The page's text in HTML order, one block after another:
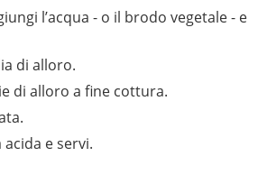
l’acqua - o il brodo vegetale - e
di alloro.
di alloro a fine cottura.
e servi.